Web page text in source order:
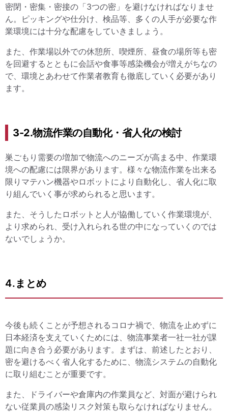
密閉・密集・密接の「3つの密」を避けなければなりませ
ん。ピッキングや仕分け、検品等、多くの人手が必要な作
業環境には十分な配慮をしていきましょう。
また、作業場以外での休憩所、喫煙所、昼食の場所等も密
を回避するとともに会話や食事等感染機会が増えがちなの
で、環境とあわせて作業者教育も徹底していく必要があり
ます。
3-2.物流作業の自動化・省人化の検討
巣ごもり需要の増加で物流へのニーズが高まる中、作業環
境への配慮には限界があります。様々な物流作業を出来る
限りマテハン機器やロボットにより自動化し、省人化に取
り組んでいく事が求められると思います。
また、そうしたロボットと人が協働していく作業環境が、
より求められ、受け入れられる世の中になっていくのでは
ないでしょうか。
4.まとめ
今後も続くことが予想されるコロナ禍で、物流を止めずに
日本経済を支えていくためには、物流事業者一社一社が課
題に向き合う必要があります。まずは、前述したとおり、
密を避けるべく省人化するために、物流システムの自動化
に取り組むことが重要です。
また、ドライバーや倉庫内の作業員など、対面が避けられ
ない従業員の感染リスク対策も取らなければなりません。